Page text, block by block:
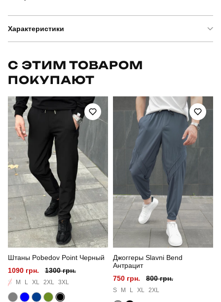
Характеристики
Артикул
Призначення для повсякденного носіння
Стиль повсякденний
Сезон осінь
Склад тканини 80% бавовна, 15% поліестер, 5% еластан
Країна - виробник україна
С ЭТИМ ТОВАРОМ
ПОКУПАЮТ
Штаны Pobedov Point Черный
1090 грн.
1300 грн.
S M L XL 2XL 3XL
Джоггеры Slavni Bend
Антрацит
750 грн.
800 грн.
S M L XL 2XL